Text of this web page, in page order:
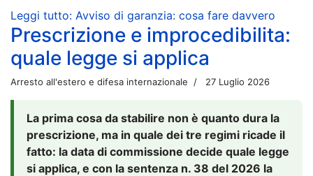
Leggi tutto: Avviso di garanzia: cosa fare davvero
Prescrizione e improcedibilita:
quale legge si applica
Arresto all'estero e difesa internazionale 27 Luglio 2026
La prima cosa da stabilire non è quanto dura la
prescrizione, ma in quale dei tre regimi ricade il
fatto: la data di commissione decide quale legge
si applica, e con la sentenza n. 38 del 2026 la